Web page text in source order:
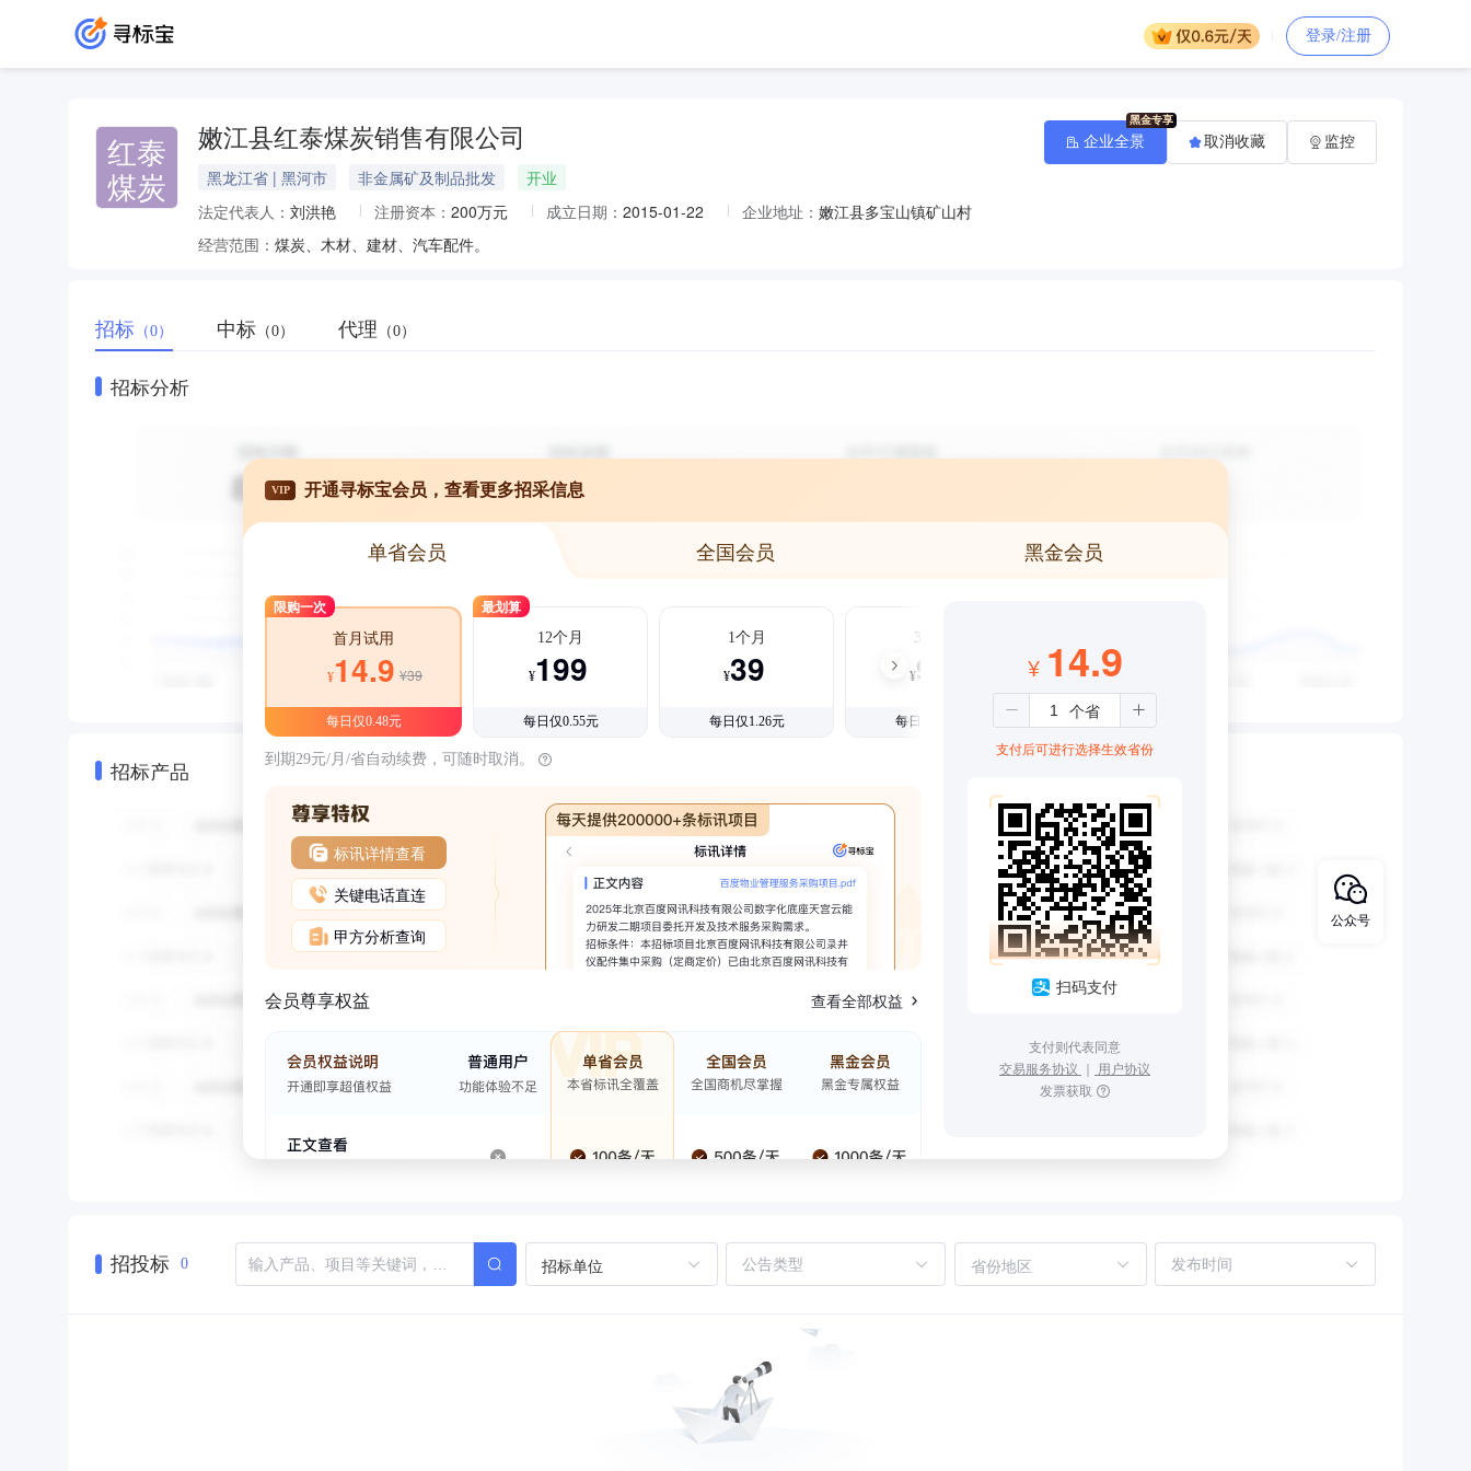
登录/注册
红泰
煤炭
嫩江县红泰煤炭销售有限公司
黑龙江省 | 黑河市 非金属矿及制品批发
开业
法定代表人： 刘洪艳 注册资本： 200万元 成立日期： 2015-01-22 企业地址： 嫩江县多宝山镇矿山村
经营范围： 煤炭、木材、建材、汽车配件。
企业全景 取消收藏 监控
招标 （0） 中标 （0） 代理 （0）
招标分析
招标产品
VIP 开通寻标宝会员，查看更多招采信息
单省会员 全国会员 黑金会员
限购一次
首月试用
¥14.9 ¥39
每日仅0.48元
最划算
12个月
¥199
每日仅0.55元
1个月
¥39
每日仅1.26元
3个月
¥99
每日仅1.08元
到期29元/月/省自动续费，可随时取消。
标讯详情查看
关键电话直连
甲方分析查询
会员尊享权益 查看全部权益
¥ 14.9
支付后可进行选择生效省份
扫码支付
支付则代表同意
交易服务协议 ｜ 用户协议
发票获取
招投标 0 招标单位 省份地区
公众号